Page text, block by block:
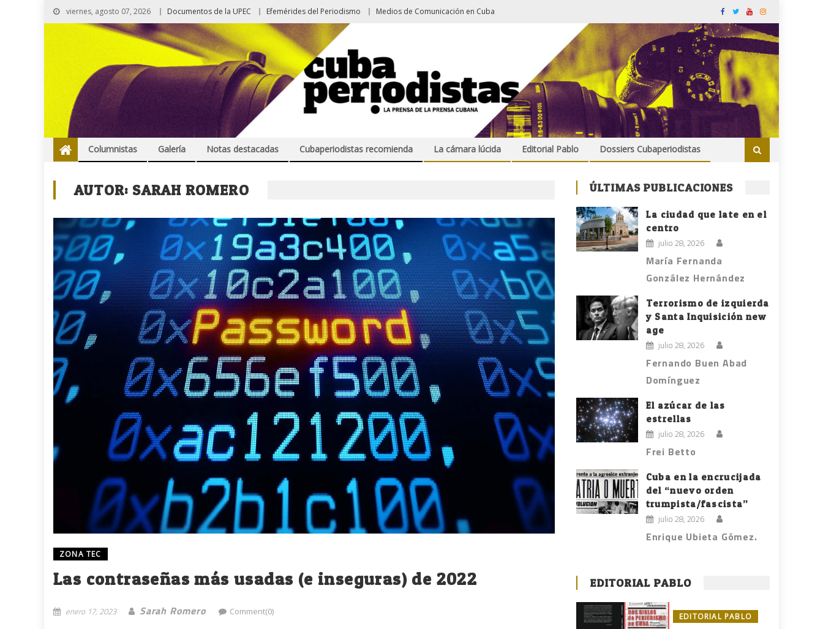
viernes, agosto 07, 2026 Documentos de la UPEC Efemérides del Periodismo Medios de Comunicación en Cuba
Columnistas Galería Notas destacadas Cubaperiodistas recomienda La cámara lúcida Editorial Pablo Dossiers Cubaperiodistas
AUTOR: SARAH ROMERO
ZONA TEC
Las contraseñas más usadas (e inseguras) de 2022
enero 17, 2023 Sarah Romero Comment(0)
ÚLTIMAS PUBLICACIONES
La ciudad que late en el
centro
julio 28, 2026
María Fernanda
González Hernández
Terrorismo de izquierda
y Santa Inquisición new
age
julio 28, 2026
Fernando Buen Abad
Domínguez
El azúcar de las
estrellas
julio 28, 2026
Frei Betto
Cuba en la encrucijada
del “nuevo orden
trumpista/fascista”
julio 28, 2026
Enrique Ubieta Gómez.
EDITORIAL PABLO
EDITORIAL PABLO